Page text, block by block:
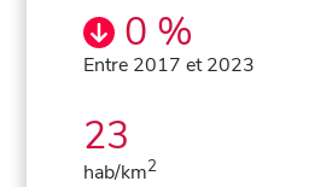
0 %
Entre 2017 et 2023
23
hab/km2